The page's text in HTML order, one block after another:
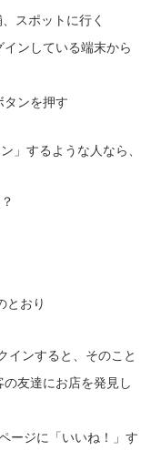
スポットに行く
ンしている端末から
タンを押す
」するような人なら、
とおり
インすると、そのこと
友達にお店を発見し
ージに「いいね！」す